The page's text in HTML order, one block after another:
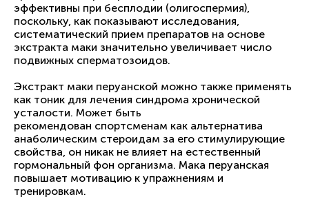
эффективны при бесплодии (олигоспермия),
поскольку, как показывают исследования,
систематический прием препаратов на основе
экстракта маки значительно увеличивает число
подвижных сперматозоидов.
Экстракт маки перуанской можно также применять
как тоник для лечения синдрома хронической
усталости. Может быть
рекомендован спортсменам как альтернатива
анаболическим стероидам за его стимулирующие
свойства, он никак не влияет на естественный
гормональный фон организма. Мака перуанская
повышает мотивацию к упражнениям и
тренировкам.